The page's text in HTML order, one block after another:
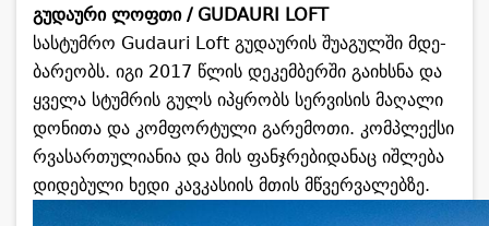
გუ­და­უ­რი ლოფ­თი / GUDAURI LOFT
სას­ტუმ­რო Gudauri Loft გუ­და­უ­რის შუ­ა­გულ­ში მდე­
ბა­რე­ობს. იგი 2017 წლის დე­კემ­ბერ­ში გა­იხ­სნა და
ყვე­ლა სტუმ­რის გულს იპყრობს სერ­ვი­სის მა­ღა­ლი
დო­ნი­თა და კომ­ფორ­ტუ­ლი გა­რე­მო­თი. კომ­პლექ­სი
რვა­სარ­თუ­ლი­ა­ნია და მის ფან­ჯრე­ბი­და­ნაც იშ­ლე­ბა
დი­დე­ბუ­ლი ხედი კავ­კა­სი­ის მთის მწვერ­ვა­ლებ­ზე.